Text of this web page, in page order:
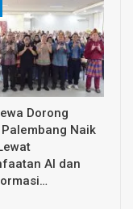
Dorong
Palembang Naik
AI dan